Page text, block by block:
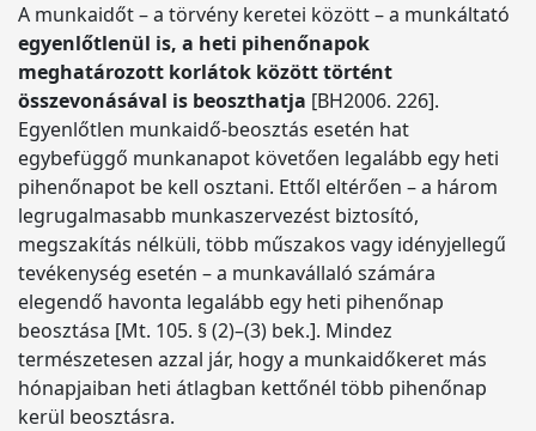
A munkaidőt – a törvény keretei között – a munkáltató
egyenlőtlenül is, a heti pihenőnapok
meghatározott korlátok között történt
összevonásával is beoszthatja [BH2006. 226].
Egyenlőtlen munkaidő-beosztás esetén hat
egybefüggő munkanapot követően legalább egy heti
pihenőnapot be kell osztani. Ettől eltérően – a három
legrugalmasabb munkaszervezést biztosító,
megszakítás nélküli, több műszakos vagy idényjellegű
tevékenység esetén – a munkavállaló számára
elegendő havonta legalább egy heti pihenőnap
beosztása [Mt. 105. § (2)–(3) bek.]. Mindez
természetesen azzal jár, hogy a munkaidőkeret más
hónapjaiban heti átlagban kettőnél több pihenőnap
kerül beosztásra.